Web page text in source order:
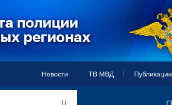
Новости ТВ МВД Публикации